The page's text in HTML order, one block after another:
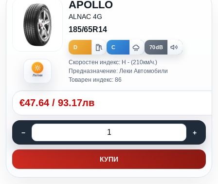
Летни
APOLLO
ALNAC 4G
185/65R14
D C 70dB
Скоростен индекс: H - (210км/ч.)
Предназначение: Леки Автомобили
Товарен индекс: 86
€47.64 / 93.17лв
КУПИ